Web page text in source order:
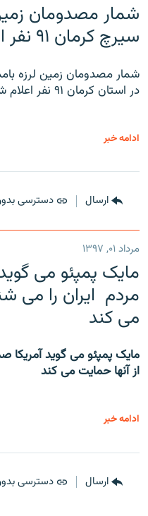
شمار مصدومان
سیرچ کرمان ۹۱ نفر اعلام شد
شمار مصدومان زمین لرزه
در استان کرمان ۹۱ نفر اعلام شد.
ادامه خبر
ارسال دسترسی
مرداد ۰۱, ۱۳۹۷
مایک پمپئو می
مردم ایران را می
می کند
مایک پمپئو می گوید آمریکا
از آنها حمایت می کند
ادامه خبر
ارسال دسترسی